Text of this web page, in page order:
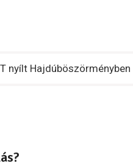
nyílt Hajdúböszörményben